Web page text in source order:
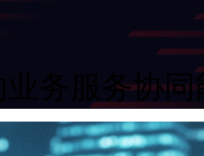
务服务协同